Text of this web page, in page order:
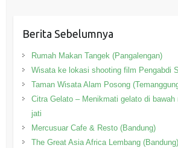
Berita Sebelumnya
Rumah Makan Tangek (Pangalengan)
Wisata ke lokasi shooting film Pengabdi
Taman Wisata Alam Posong
Citra Gelato – Menikmati gelato di bawah
jati
Mercusuar Cafe & Resto (Bandung)
The Great Asia Africa Lembang (Bandung)